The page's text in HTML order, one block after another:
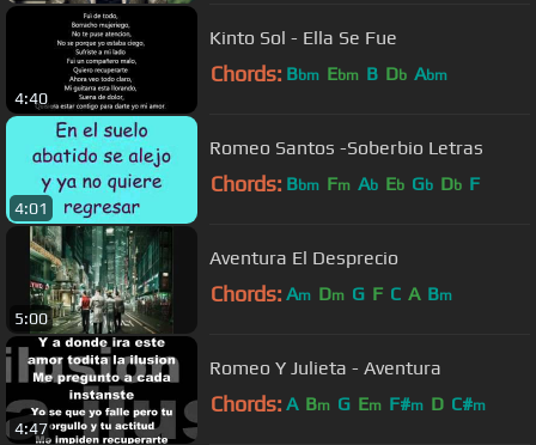
4:40
Kinto Sol - Ella Se Fue
Chords: Bbm Ebm B Db Abm
4:01
Romeo Santos -Soberbio Letras
Chords: Bbm Fm Ab Eb Gb Db F
5:00
Aventura El Desprecio
Chords: Am Dm G F C A Bm
4:47
Romeo Y Julieta - Aventura
Chords: A Bm G Em F#m D C#m